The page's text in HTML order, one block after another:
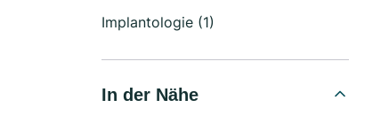
Implantologie (1)
In der Nähe